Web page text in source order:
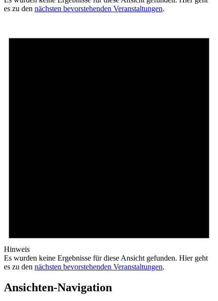
es zu den nächsten bevorstehenden Veranstaltungen.
Hinweis
Es wurden keine Ergebnisse für diese Ansicht gefunden. Hier geht
es zu den nächsten bevorstehenden Veranstaltungen.
Ansichten-Navigation